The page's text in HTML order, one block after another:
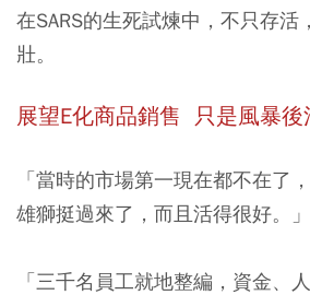
在SARS的生死試煉中，不只存活
壯。
展望E化商品銷售 只是風暴後
「當時的市場第一現在都不在了
雄獅挺過來了，而且活得很好。」
「三千名員工就地整編，資金、